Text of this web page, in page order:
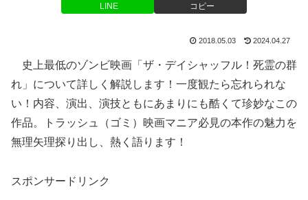
LINE コピー
2018.05.03 2024.04.27
史上最低のゾンビ映画「ザ・デイシャッフル！死霊の群
れ」について詳しく解説します！一度観たら忘れられな
い！内容、演出、演技ともにあまりにも酷くて珍妙なこの
作品。トラッシュ（ゴミ）映画マニア必見の本作の魅力を
無理矢理探り出し、熱く語ります！
スポンサードリンク